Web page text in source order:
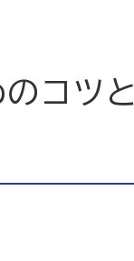
コツと